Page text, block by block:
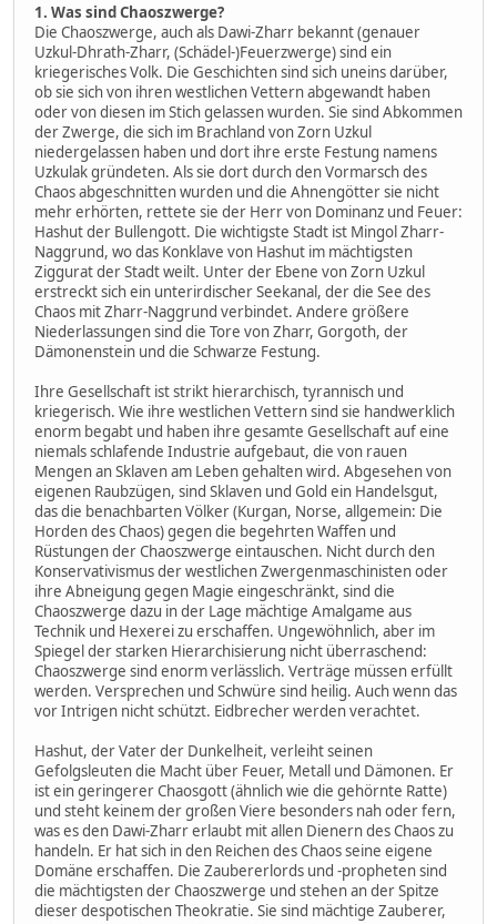
1. Was sind Chaoszwerge?
Die Chaoszwerge, auch als Dawi-Zharr bekannt (genauer
Uzkul-Dhrath-Zharr, (Schädel-)Feuerzwerge) sind ein
kriegerisches Volk. Die Geschichten sind sich uneins darüber,
ob sie sich von ihren westlichen Vettern abgewandt haben
oder von diesen im Stich gelassen wurden. Sie sind Abkommen
der Zwerge, die sich im Brachland von Zorn Uzkul
niedergelassen haben und dort ihre erste Festung namens
Uzkulak gründeten. Als sie dort durch den Vormarsch des
Chaos abgeschnitten wurden und die Ahnengötter sie nicht
mehr erhörten, rettete sie der Herr von Dominanz und Feuer:
Hashut der Bullengott. Die wichtigste Stadt ist Mingol Zharr-
Naggrund, wo das Konklave von Hashut im mächtigsten
Ziggurat der Stadt weilt. Unter der Ebene von Zorn Uzkul
erstreckt sich ein unterirdischer Seekanal, der die See des
Chaos mit Zharr-Naggrund verbindet. Andere größere
Niederlassungen sind die Tore von Zharr, Gorgoth, der
Dämonenstein und die Schwarze Festung.
Ihre Gesellschaft ist strikt hierarchisch, tyrannisch und
kriegerisch. Wie ihre westlichen Vettern sind sie handwerklich
enorm begabt und haben ihre gesamte Gesellschaft auf eine
niemals schlafende Industrie aufgebaut, die von rauen
Mengen an Sklaven am Leben gehalten wird. Abgesehen von
eigenen Raubzügen, sind Sklaven und Gold ein Handelsgut,
das die benachbarten Völker (Kurgan, Norse, allgemein: Die
Horden des Chaos) gegen die begehrten Waffen und
Rüstungen der Chaoszwerge eintauschen. Nicht durch den
Konservativismus der westlichen Zwergenmaschinisten oder
ihre Abneigung gegen Magie eingeschränkt, sind die
Chaoszwerge dazu in der Lage mächtige Amalgame aus
Technik und Hexerei zu erschaffen. Ungewöhnlich, aber im
Spiegel der starken Hierarchisierung nicht überraschend:
Chaoszwerge sind enorm verlässlich. Verträge müssen erfüllt
werden. Versprechen und Schwüre sind heilig. Auch wenn das
vor Intrigen nicht schützt. Eidbrecher werden verachtet.
Hashut, der Vater der Dunkelheit, verleiht seinen
Gefolgsleuten die Macht über Feuer, Metall und Dämonen. Er
ist ein geringerer Chaosgott (ähnlich wie die gehörnte Ratte)
und steht keinem der großen Viere besonders nah oder fern,
was es den Dawi-Zharr erlaubt mit allen Dienern des Chaos zu
handeln. Er hat sich in den Reichen des Chaos seine eigene
Domäne erschaffen. Die Zaubererlords und -propheten sind
die mächtigsten der Chaoszwerge und stehen an der Spitze
dieser despotischen Theokratie. Sie sind mächtige Zauberer,